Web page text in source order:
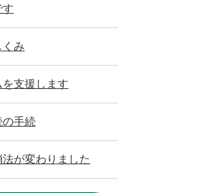
す
くみ
支援します
の手続
が変わりました